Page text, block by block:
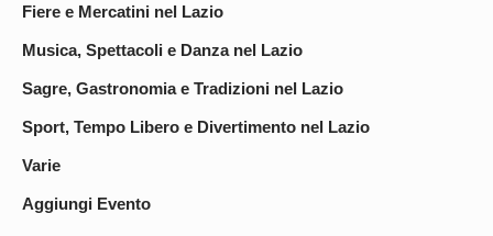
Fiere e Mercatini nel Lazio
Musica, Spettacoli e Danza nel Lazio
Sagre, Gastronomia e Tradizioni nel Lazio
Sport, Tempo Libero e Divertimento nel Lazio
Varie
Aggiungi Evento